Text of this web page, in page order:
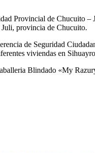
Provincial de Chucuito –
provincia de Chucuito.
de Seguridad
viviendas en
Blindado «My